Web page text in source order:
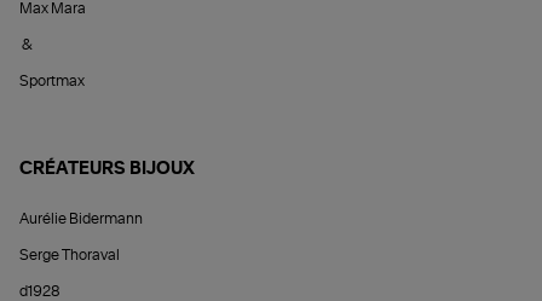
Max Mara
&
Sportmax
CRÉATEURS BIJOUX
Aurélie Bidermann
Serge Thoraval
d1928